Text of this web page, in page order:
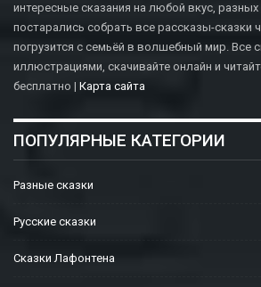
интересные сказания на любой вкус,
постарались собрать все рассказы-сказки
погрузится с семьёй в волшебный мир. Все
иллюстрациями, скачивайте онлайн и
бесплатно | Карта сайта
ПОПУЛЯРНЫЕ КАТЕГОРИИ
Разные сказки
Русские сказки
Сказки Лафонтена